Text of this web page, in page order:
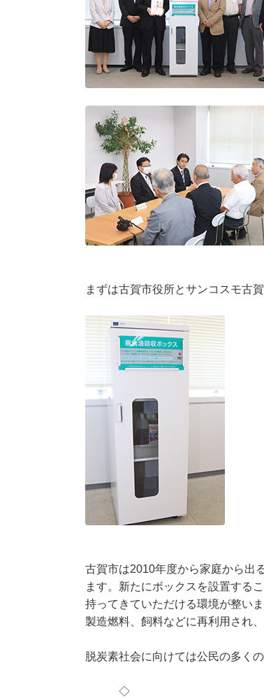
まずは古賀市役所とサンコスモ古
古賀市は2010年度から家庭から出
ます。新たにボックスを設置する
持ってきていただける環境が整い
製造燃料、飼料などに再利用され
脱炭素社会に向けては公民の多く
◇